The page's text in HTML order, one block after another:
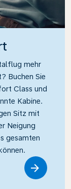
mehr
Buchen Sie
Class und
Kabine.
Sitz mit
Neigung
gesamten